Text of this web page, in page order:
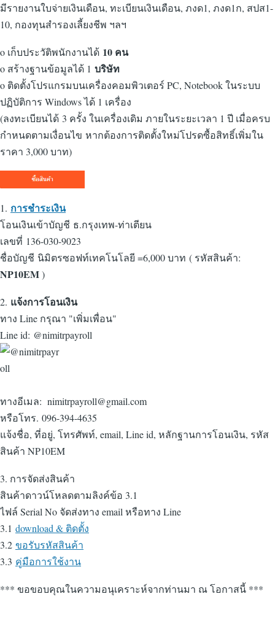
มีรายงานใบจ่ายเงินเดือน, ทะเบียนเงินเดือน, ภงด1, ภงด1ก, สปส1-
10, กองทุนสำรองเลี้ยงชีพ ฯลฯ
o เก็บประวัติพนักงานได้ 10 คน
o สร้างฐานข้อมูลได้ 1 บริษัท
o ติดตั้งโปรแกรมบนเครื่องคอมพิวเตอร์ PC, Notebook ในระบบ
ปฏิบัติการ Windows ได้ 1 เครื่อง
(ลงทะเบียนได้ 3 ครั้ง ในเครื่องเดิม ภายในระยะเวลา 1 ปี เมื่อครบ
กำหนดตามเงื่อนไข หากต้องการติดตั้งใหม่โปรดซื้อสิทธิ์เพิ่มใน
ราคา 3,000 บาท)
1. การชำระเงิน
โอนเงินเข้าบัญชี ธ.กรุงเทพ-ท่าเตียน
เลขที่ 136-030-9023
ชื่อบัญชี นิมิตรซอฟท์เทคโนโลยี =6,000 บาท ( รหัสสินค้า:
NP10EM)
2. แจ้งการโอนเงิน
ทาง Line กรุณา "เพิ่มเพื่อน"
Line id: @nimitrpayroll
ทางอีเมล: nimitrpayroll@gmail.com
หรือโทร. 096-394-4635
แจ้งชื่อ, ที่อยู่, โทรศัพท์, email, Line id, หลักฐานการโอนเงิน, รหัส
สินค้า NP10EM
3. การจัดส่งสินค้า
สินค้าดาวน์โหลดตามลิงค์ข้อ 3.1
ไฟล์ Serial No จัดส่งทาง email หรือทาง Line
3.1 download & ติดตั้ง
3.2 ขอรับรหัสสินค้า
3.3 คู่มือการใช้งาน
*** ขอขอบคุณในความอนุเคราะห์จากท่านมา ณ โอกาสนี้ ***